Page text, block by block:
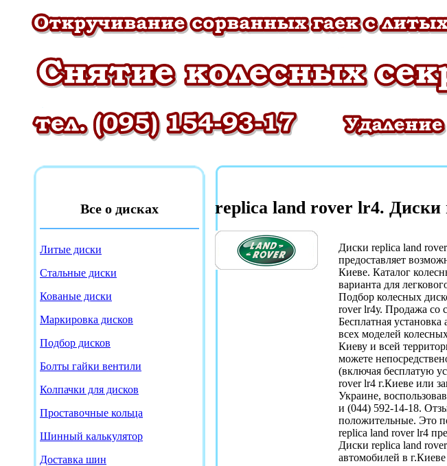
Все о дисках
Литые диски
Стальные диски
Кованые диски
Маркировка дисков
Подбор дисков
Болты гайки вентили
Колпачки для дисков
Проставочные кольца
Шинный калькулятор
Доставка шин
replica land rover lr4.
Диски replica land
предоставляет
Киеве. Каталог
варианта для
Подбор колесных
rover lr4у. Продажа со
Бесплатная
всех моделей
Киеву и всей
можете
(включая бесплатую
rover lr4 г.Киеве или
Украине,
и (044) 592-14-18.
положительные. Это
replica land rover lr4
Диски replica land
автомобилей в